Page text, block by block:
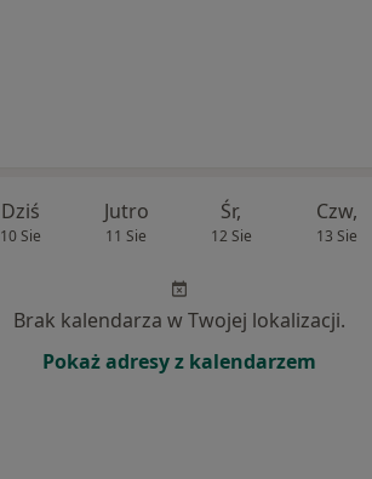
Dziś
10 Sie
Jutro
11 Sie
Śr,
12 Sie
Czw,
13 Sie
Brak kalendarza w Twojej lokalizacji.
Pokaż adresy z kalendarzem